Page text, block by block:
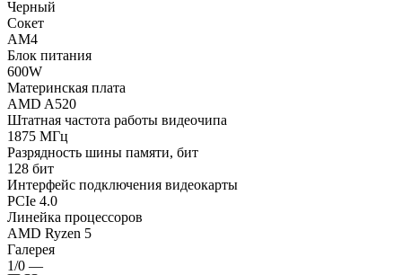
Черный
Сокет
AM4
Блок питания
600W
Материнская плата
AMD A520
Штатная частота работы видеочипа
1875 МГц
Разрядность шины памяти, бит
128 бит
Интерфейс подключения видеокарты
PCIe 4.0
Линейка процессоров
AMD Ryzen 5
Галерея
1/0 —